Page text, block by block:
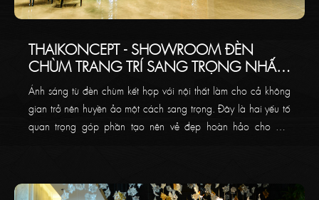
THAIKONCEPT - SHOWROOM ĐÈN
CHÙM TRANG TRÍ SANG TRỌNG NHẤT
VIỆT NAM
Ánh sáng từ đèn chùm kết hợp với nội thất làm cho cả không
gian trở nên huyền ảo một cách sang trọng. Đây là hai yếu tố
quan trọng góp phần tạo nên vẻ đẹp hoàn hảo cho một